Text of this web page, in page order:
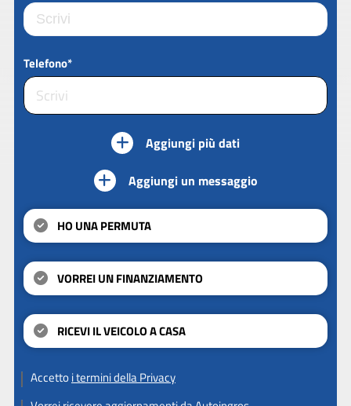
Telefono*
Aggiungi più dati
Aggiungi un messaggio
HO UNA PERMUTA
VORREI UN FINANZIAMENTO
RICEVI IL VEICOLO A CASA
Accettoi termini della Privacy